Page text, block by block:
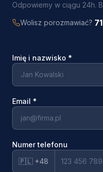
Odpowiemy w ciągu 24h.
Wolisz porozmawiać?
Imię i nazwisko *
Email *
Numer telefonu
🇵🇱 +48